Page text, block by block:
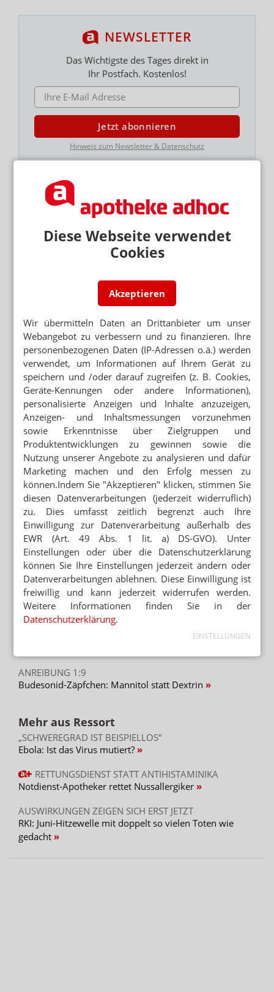
Diese Webseite verwendet
Cookies
Akzeptieren
Wir übermitteln Daten an Drittanbieter um unser
Webangebot zu verbessern und zu finanzieren. Ihre
personenbezogenen Daten (IP-Adressen o.ä.) werden
verwendet, um Informationen auf Ihrem Gerät zu
speichern und /oder darauf zugreifen (z. B. Cookies,
Geräte-Kennungen oder andere Informationen),
personalisierte Anzeigen und Inhalte anzuzeigen,
Anzeigen- und Inhaltsmessungen vorzunehmen
sowie Erkenntnisse über Zielgruppen und
Produktentwicklungen zu gewinnen sowie die
Nutzung unserer Angebote zu analysieren und dafür
Marketing machen und den Erfolg messen zu
können.Indem Sie "Akzeptieren" klicken, stimmen Sie
diesen Datenverarbeitungen (jederzeit widerruflich)
zu. Dies umfasst zeitlich begrenzt auch Ihre
Einwilligung zur Datenverarbeitung außerhalb des
EWR (Art. 49 Abs. 1 lit. a) DS-GVO). Unter
Einstellungen oder über die Datenschutzerklärung
können Sie Ihre Einstellungen jederzeit ändern oder
Datenverarbeitungen ablehnen. Diese Einwilligung ist
freiwillig und kann jederzeit widerrufen werden.
Weitere Informationen finden Sie in der
Datenschutzerklärung.
EINSTELLUNGEN
NEWSLETTER
Das Wichtigste des Tages direkt in
Ihr Postfach. Kostenlos!
E-MAIL ADRESSE
Jetzt abonnieren
Hinweis zum Newsletter & Datenschutz
Lesen Sie auch
ÜBERTRAGUNGSRISIKO MINIMIEREN
Polio: Wer sollte wann geimpft werden?
ECDC WARNT
Polioviren in fünf europäischen Ländern
KINDER WERDEN ZUM TEIL SELTENER
Gefährliche Impflücken bei Diphtherie, Masern
BESTEHENDE IMPFLÜCKEN SCHLIESSEN
Polio-Erreger im Abwasser
WELT-POLIO-TAG
WHO-Regionaldirektor: Impfungen für
poliofreie Welt
Neuere Artikel zum Thema
OFT ZU SPÄT ABGESCHLOSSEN
Polio: Rechtzeitiger Impfschutz wichtig
VORKOMMEN NUR NOCH IN
AFGHANISTAN/PAKISTAN
Hamburg: Polio-Wildviren im Abwasser
gefunden
Mehr zum Thema
BEISSENDE SPINNENTIER-LARVEN
Juckender Ausschlag: FAQ zu Herbstgrasmilben
ANREIBUNG 1:9
Budesonid-Zäpfchen: Mannitol statt Dextrin
Mehr aus Ressort
„SCHWEREGRAD IST BEISPIELLOS“
Ebola: Ist das Virus mutiert?
RETTUNGSDIENST STATT ANTIHISTAMINIKA
Notdienst-Apotheker rettet Nussallergiker
AUSWIRKUNGEN ZEIGEN SICH ERST JETZT
RKI: Juni-Hitzewelle mit doppelt so vielen Toten wie
gedacht